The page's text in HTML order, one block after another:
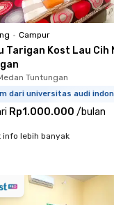
• Campur
Tarigan Kost Lau Cih
Tuntungan
dari universitas audi
Rp1.000.000 /bulan
info lebih banyak